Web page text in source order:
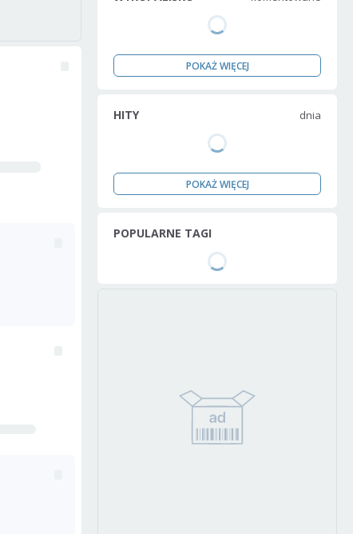
POKAŻ WIĘCEJ
HITY dnia
POKAŻ WIĘCEJ
POPULARNE TAGI